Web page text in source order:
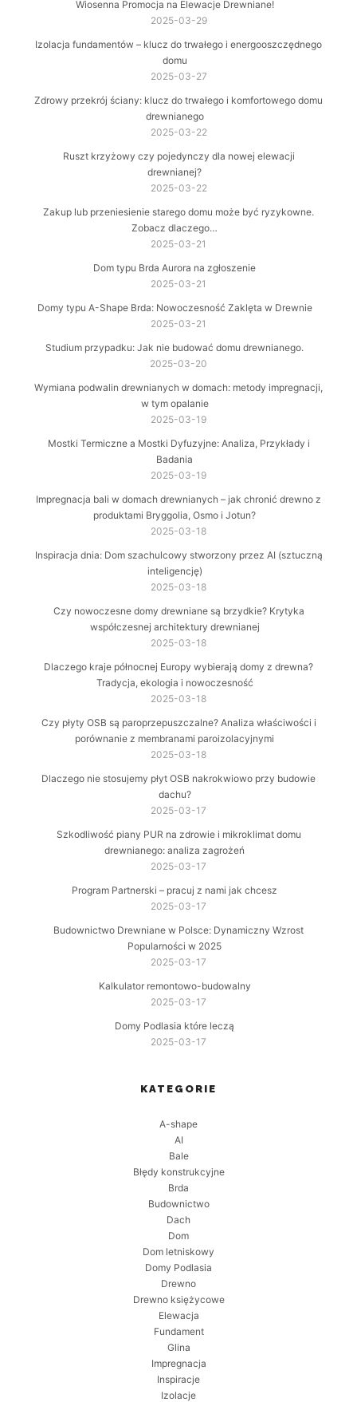
Wiosenna Promocja na Elewacje Drewniane!
2025-03-29
Izolacja fundamentów – klucz do trwałego i energooszczędnego
domu
2025-03-27
Zdrowy przekrój ściany: klucz do trwałego i komfortowego domu
drewnianego
2025-03-22
Ruszt krzyżowy czy pojedynczy dla nowej elewacji
drewnianej?
2025-03-22
Zakup lub przeniesienie starego domu może być ryzykowne.
Zobacz dlaczego…
2025-03-21
Dom typu Brda Aurora na zgłoszenie
2025-03-21
Domy typu A-Shape Brda: Nowoczesność Zaklęta w Drewnie
2025-03-21
Studium przypadku: Jak nie budować domu drewnianego.
2025-03-20
Wymiana podwalin drewnianych w domach: metody impregnacji,
w tym opalanie
2025-03-19
Mostki Termiczne a Mostki Dyfuzyjne: Analiza, Przykłady i
Badania
2025-03-19
Impregnacja bali w domach drewnianych – jak chronić drewno z
produktami Bryggolia, Osmo i Jotun?
2025-03-18
Inspiracja dnia: Dom szachulcowy stworzony przez AI (sztuczną
inteligencję)
2025-03-18
Czy nowoczesne domy drewniane są brzydkie? Krytyka
współczesnej architektury drewnianej
2025-03-18
Dlaczego kraje północnej Europy wybierają domy z drewna?
Tradycja, ekologia i nowoczesność
2025-03-18
Czy płyty OSB są paroprzepuszczalne? Analiza właściwości i
porównanie z membranami paroizolacyjnymi
2025-03-18
Dlaczego nie stosujemy płyt OSB nakrokwiowo przy budowie
dachu?
2025-03-17
Szkodliwość piany PUR na zdrowie i mikroklimat domu
drewnianego: analiza zagrożeń
2025-03-17
Program Partnerski – pracuj z nami jak chcesz
2025-03-17
Budownictwo Drewniane w Polsce: Dynamiczny Wzrost
Popularności w 2025
2025-03-17
Kalkulator remontowo-budowalny
2025-03-17
Domy Podlasia które leczą
2025-03-17
KATEGORIE
A-shape
AI
Bale
Błędy konstrukcyjne
Brda
Budownictwo
Dach
Dom
Dom letniskowy
Domy Podlasia
Drewno
Drewno księżycowe
Elewacja
Fundament
Glina
Impregnacja
Inspiracje
Izolacje